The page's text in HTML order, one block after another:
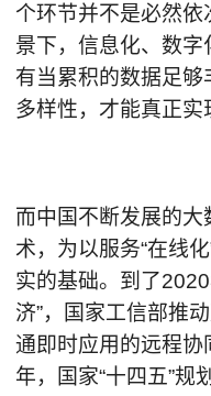
个环节并不是必然
景下，信息化、数字
有当累积的数据足
多样性，才能真正实
而中国不断发展的
术，为以服务“在线
实的基础。到了
济”，国家工信部推
通即时应用的远程
年，国家“十四五”规